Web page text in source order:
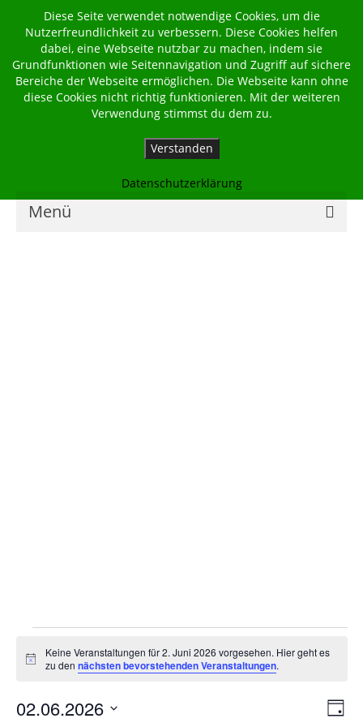
Menü
Münstergalerie
Veranstaltungen
for
2.
Hinweis
Keine Veranstaltungen für 2. Juni 2026 vorgesehen. Hier geht es
zu den nächsten bevorstehenden Veranstaltungen.
Tag
02.06.2026
Diese Seite verwendet notwendige Cookies, um die
Nutzerfreundlichkeit zu verbessern. Diese Cookies helfen
dabei, eine Webseite nutzbar zu machen, indem sie
Grundfunktionen wie Seitennavigation und Zugriff auf sichere
Bereiche der Webseite ermöglichen. Die Webseite kann ohne
diese Cookies nicht richtig funktionieren. Mit der weiteren
Verwendung stimmst du dem zu.
Verstanden
Datenschutzerklärung